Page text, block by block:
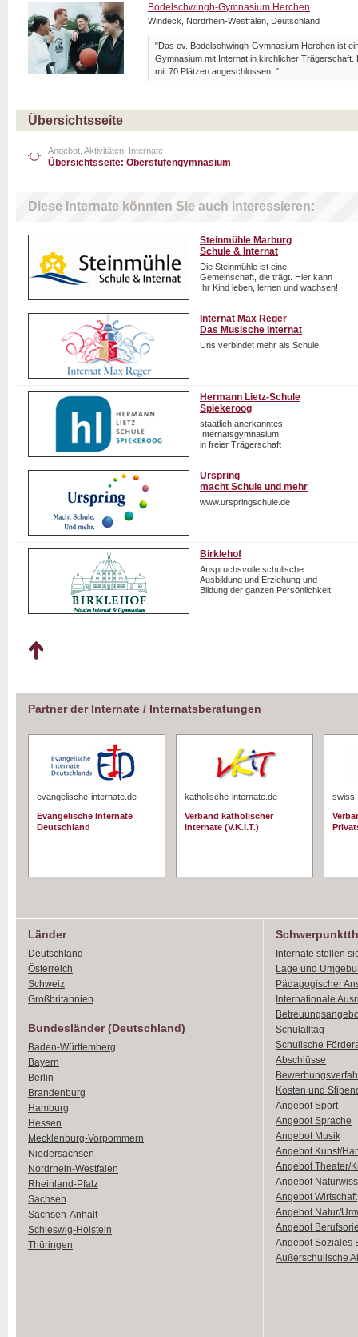
Bodelschwingh-Gymnasium Herchen
Windeck, Nordrhein-Westfalen, Deutschland
"Das ev. Bodelschwingh-Gymnasium Herchen ist
Gymnasium mit Internat in kirchlicher Trägerschaft.
mit 70 Plätzen angeschlossen. "
Übersichtsseite
Angebot, Aktivitäten, Internate
Übersichtsseite: Oberstufengymnasium
Diese Internate könnten Sie auch interessieren:
Steinmühle Marburg
Schule & Internat
Die Steinmühle ist eine
Gemeinschaft, die trägt. Hier kann
Ihr Kind leben, lernen und wachsen!
Internat Max Reger
Das Musische Internat
Uns verbindet mehr als Schule
Hermann Lietz-Schule
Spiekeroog
staatlich anerkanntes
Internatsgymnasium
in freier Trägerschaft
Urspring
macht Schule und mehr
www.urspringschule.de
Birklehof
Anspruchsvolle schulische
Ausbildung und Erziehung und
Bildung der ganzen Persönlichkeit
Partner der Internate / Internatsberatungen
evangelische-internate.de
Evangelische Internate
Deutschland
katholische-internate.de
Verband katholischer
Internate (V.K.I.T.)
Länder
Deutschland
Österreich
Schweiz
Großbritannien
Bundesländer (Deutschland)
Baden-Württemberg
Bayern
Berlin
Brandenburg
Hamburg
Hessen
Mecklenburg-Vorpommern
Niedersachsen
Nordrhein-Westfalen
Rheinland-Pfalz
Sachsen
Sachsen-Anhalt
Schleswig-Holstein
Thüringen
Internate stellen
Lage und
Pädagogischer
Internationale
Schulalltag
Schulische
Abschlüsse
Kosten und
Angebot Sport
Angebot Sprache
Angebot Musik
Angebot Kunst/
Angebot Theater/
Angebot
Angebot Wirtschaft
Angebot Natur/
Angebot
Angebot Soziales
Außerschulische